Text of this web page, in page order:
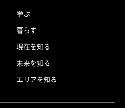
学ぶ
暮らす
現在を知る
未来を知る
エリアを知る